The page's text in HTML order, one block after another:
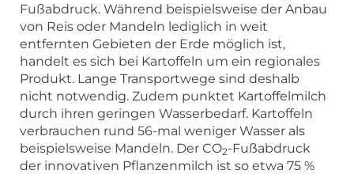
Fußabdruck. Während beispielsweise der Anbau
von Reis oder Mandeln lediglich in weit
entfernten Gebieten der Erde möglich ist,
handelt es sich bei Kartoffeln um ein regionales
Produkt. Lange Transportwege sind deshalb
nicht notwendig. Zudem punktet Kartoffelmilch
durch ihren geringen Wasserbedarf. Kartoffeln
verbrauchen rund 56-mal weniger Wasser als
beispielsweise Mandeln. Der CO2-Fußabdruck
der innovativen Pflanzenmilch ist so etwa 75 %